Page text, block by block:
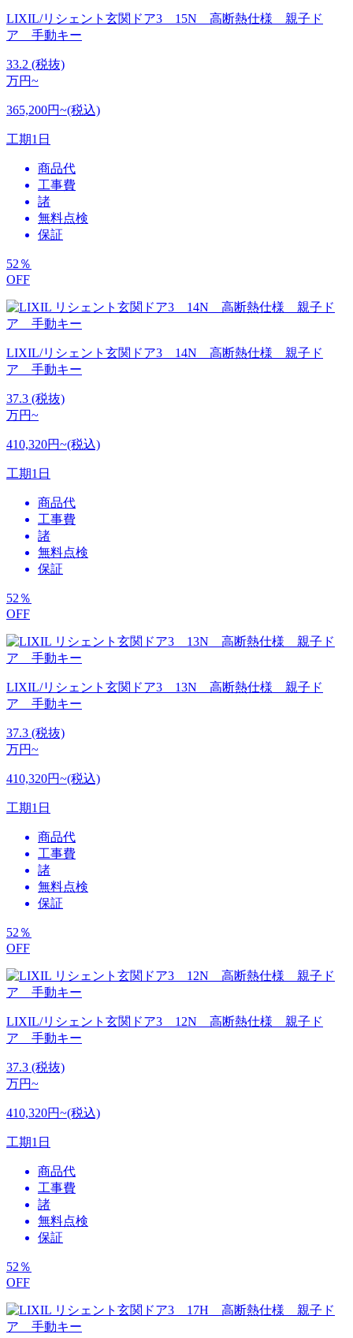
LIXIL/リシェント玄関ドア3 15N 高断熱仕様 親子ド
ア 手動キー
33.2 (税抜)
万円~
365,200円~(税込)
工期1日
商品代
工事費
諸
無料点検
保証
52 ％
OFF
LIXIL/リシェント玄関ドア3 14N 高断熱仕様 親子ド
ア 手動キー
37.3 (税抜)
万円~
410,320円~(税込)
工期1日
商品代
工事費
諸
無料点検
保証
52 ％
OFF
LIXIL/リシェント玄関ドア3 13N 高断熱仕様 親子ド
ア 手動キー
37.3 (税抜)
万円~
410,320円~(税込)
工期1日
商品代
工事費
諸
無料点検
保証
52 ％
OFF
LIXIL/リシェント玄関ドア3 12N 高断熱仕様 親子ド
ア 手動キー
37.3 (税抜)
万円~
410,320円~(税込)
工期1日
商品代
工事費
諸
無料点検
保証
52 ％
OFF